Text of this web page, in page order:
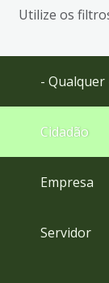
busca
Ir
rodapé
Utilize os
- Qualquer
Cidadão
Empresa
Servidor